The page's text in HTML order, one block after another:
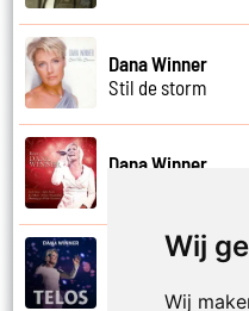
Wij
Wij
Dana Winner
Stil de storm
Dana Winner
Dana Winner